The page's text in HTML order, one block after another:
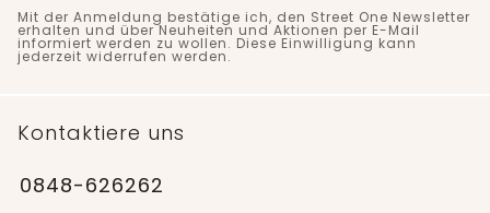
Mit der Anmeldung bestätige ich, den Street One Newsletter
erhalten und über Neuheiten und Aktionen per E-Mail
informiert werden zu wollen. Diese Einwilligung kann
jederzeit widerrufen werden.
Kontaktiere uns
0848-626262